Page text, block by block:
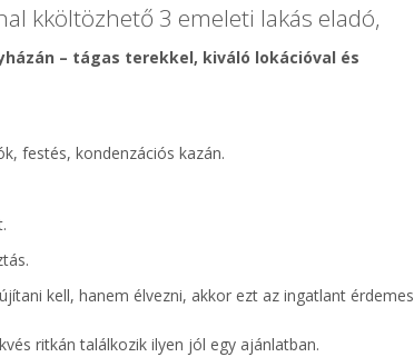
kköltözhető 3 emeleti lakás eladó,
– tágas terekkel, kiváló lokációval és
festés, kondenzációs kazán.
kell, hanem élvezni, akkor ezt az ingatlant érdemes
ritkán találkozik ilyen jól egy ajánlatban.